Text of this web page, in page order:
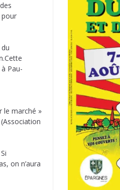
pour
Cette
Pau-
le marché »
on n’aura